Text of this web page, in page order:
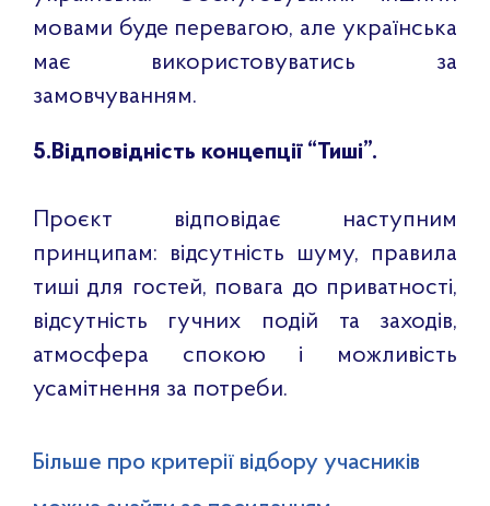
мовами буде перевагою, але українська
має використовуватись за
замовчуванням.
5.Відповідність концепції “Тиші”.
Проєкт відповідає наступним
принципам: відсутність шуму, правила
тиші для гостей, повага до приватності,
відсутність гучних подій та заходів,
атмосфера спокою і можливість
усамітнення за потреби.
Більше про критерії відбору учасників